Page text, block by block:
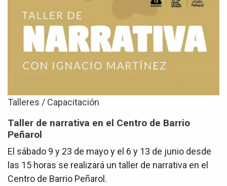
Talleres / Capacitación
Taller de narrativa en el Centro de Barrio
Peñarol
El sábado 9 y 23 de mayo y el 6 y 13 de junio desde
las 15 horas se realizará un taller de narrativa en el
Centro de Barrio Peñarol.